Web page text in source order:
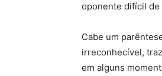
oponente difícil
Cabe um
irreconhecível,
em alguns